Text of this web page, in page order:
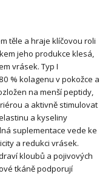
těle a hraje klíčovou roli
jeho produkce klesá,
vrásek. Typ I
% kolagenu v pokožce a
na menší peptidy,
a aktivně stimulovat
a kyseliny
suplementace vede ke
a redukci vrásek.
kloubů a pojivových
tkáně podporují